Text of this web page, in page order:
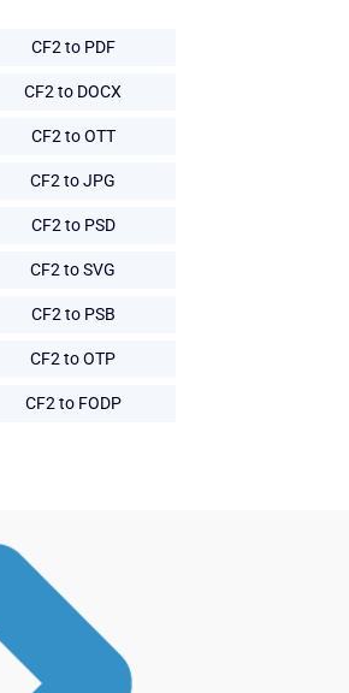
CF2 to PDF
CF2 to DOCX
CF2 to OTT
CF2 to JPG
CF2 to PSD
CF2 to SVG
CF2 to PSB
CF2 to OTP
CF2 to FODP